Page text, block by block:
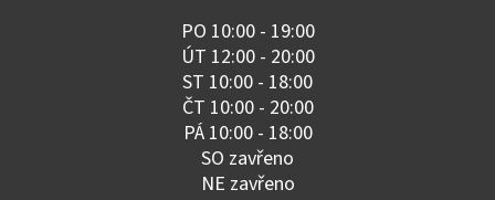
PO 10:00 - 19:00
ÚT 12:00 - 20:00
ST 10:00 - 18:00
ČT 10:00 - 20:00
PÁ 10:00 - 18:00
SO zavřeno
NE zavřeno